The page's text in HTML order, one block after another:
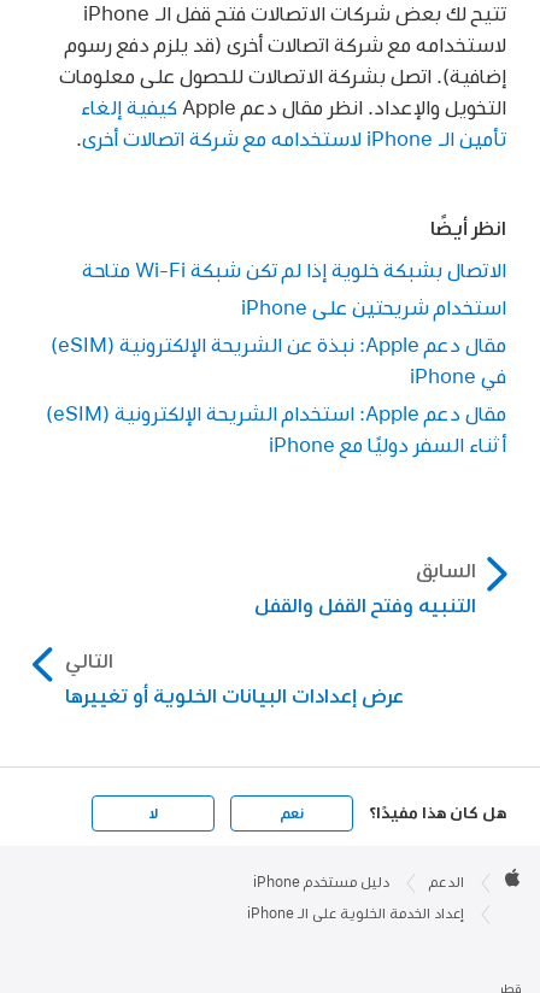
تتيح لك بعض شركات الاتصالات فتح قفل الـ iPhone
لاستخدامه مع شركة اتصالات أخرى (قد يلزم دفع رسوم
إضافية). اتصل بشركة الاتصالات للحصول على معلومات
التخويل والإعداد. انظر مقال دعم Apple
كيفية إلغاء
تأمين الـ iPhone لاستخدامه مع شركة اتصالات أخرى
انظر أيضًا
الاتصال بشبكة خلوية إذا لم تكن شبكة Wi-Fi متاحة
استخدام شريحتين على iPhone
مقال دعم Apple: نبذة عن الشريحة الإلكترونية (eSIM)
في iPhone
مقال دعم Apple: استخدام الشريحة الإلكترونية (eSIM)
أثناء السفر دوليًا مع iPhone
السابق
التنبيه وفتح القفل والقفل
التالي
عرض إعدادات البيانات الخلوية أو تغييرها
هل كان هذا مفيدًا؟ نعم لا
Footer

الدعم دليل مستخدم iPhone
إعداد الخدمة الخلوية على الـ iPhone
قطر